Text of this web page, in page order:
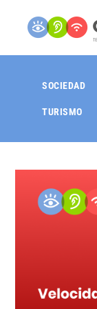
SOCIEDAD
TURISMO